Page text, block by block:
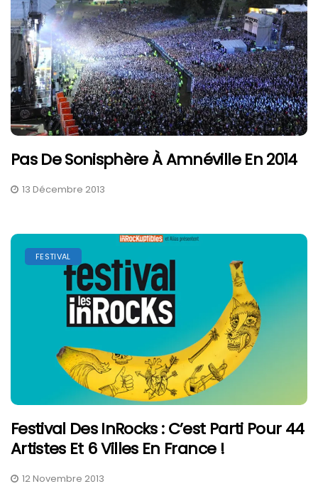
Pas De Sonisphère À Amnéville En 2014
13 Décembre 2013
FESTIVAL
Festival Des InRocks : C’est Parti Pour 44
Artistes Et 6 Villes En France !
12 Novembre 2013